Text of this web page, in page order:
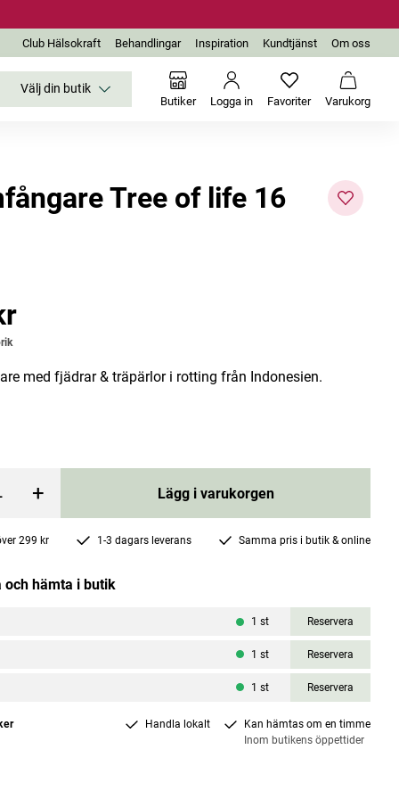
Club Hälsokraft Behandlingar Inspiration Kundtjänst Om oss
Välj din butik
Butiker Logga in FavoriterInga favoriter
Varukorg
Lägg i varukorgen
Tree of life 16
med fjädrar & träpärlor i rotting från Indonesien.
+ Lägg i varukorgen
299 kr 1-3 dagars leverans Samma pris i butik & online
och hämta i butik
1 st Reservera
1 st Reservera
1 st Reservera
Handla lokalt
Kan hämtas om en timme
Inom butikens öppettider